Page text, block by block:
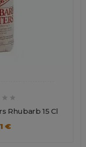
 
Rhubarb 15 Cl
€